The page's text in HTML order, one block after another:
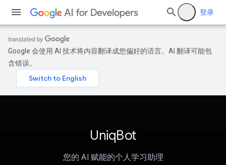
登录
Google 会使用 AI 技术将内容翻译成您偏好的语言。AI 翻译可能包
含错误。
UniqBot
您的 AI 赋能的个人学习助理